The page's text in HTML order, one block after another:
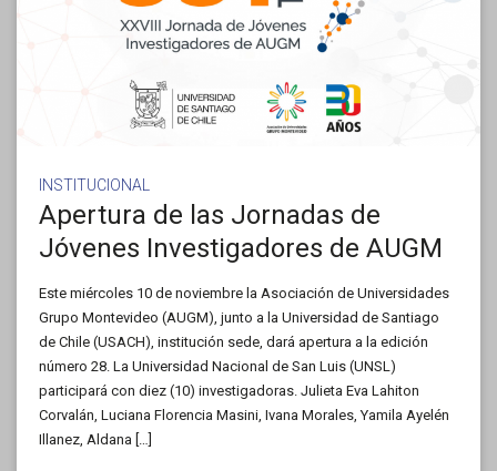
INSTITUCIONAL
Apertura de las Jornadas de
Jóvenes Investigadores de AUGM
Este miércoles 10 de noviembre la Asociación de Universidades
Grupo Montevideo (AUGM), junto a la Universidad de Santiago
de Chile (USACH), institución sede, dará apertura a la edición
número 28. La Universidad Nacional de San Luis (UNSL)
participará con diez (10) investigadoras. Julieta Eva Lahiton
Corvalán, Luciana Florencia Masini, Ivana Morales, Yamila Ayelén
Illanez, Aldana […]